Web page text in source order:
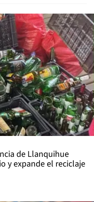
de Llanquihue
y expande el reciclaje